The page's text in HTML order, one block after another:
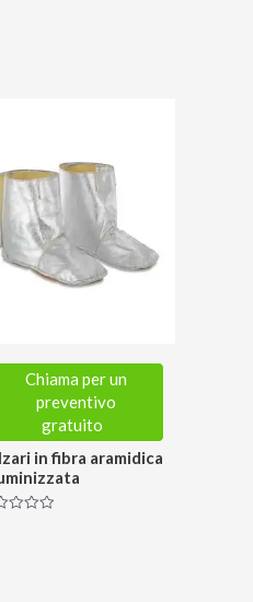
Chiama per un
preventivo
gratuito
in fibra aramidica